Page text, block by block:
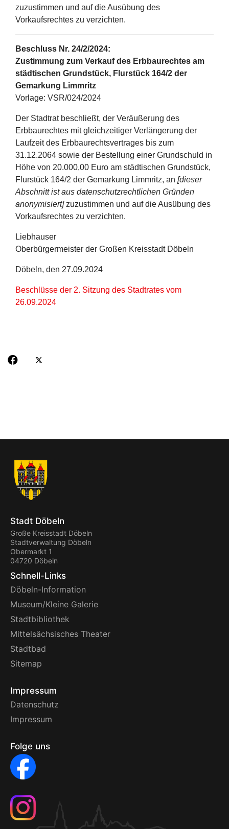
zuzustimmen und auf die Ausübung des
Vorkaufsrechtes zu verzichten.
Beschluss Nr. 24/2/2024:
Zustimmung zum Verkauf des Erbbaurechtes am
städtischen Grundstück, Flurstück 164/2 der
Gemarkung Limmritz
Vorlage: VSR/024/2024
Der Stadtrat beschließt, der Veräußerung des
Erbbaurechtes mit gleichzeitiger Verlängerung der
Laufzeit des Erbbaurechtsvertrages bis zum
31.12.2064 sowie der Bestellung einer Grundschuld in
Höhe von 20.000,00 Euro am städtischen Grundstück,
Flurstück 164/2 der Gemarkung Limmritz, an [dieser
Abschnitt ist aus datenschutzrechtlichen Gründen
anonymisiert]zuzustimmen und auf die Ausübung des
Vorkaufsrechtes zu verzichten.
Liebhauser
Oberbürgermeister der Großen Kreisstadt Döbeln
Döbeln, den 27.09.2024
Beschlüsse der 2. Sitzung des Stadtrates vom
26.09.2024
Stadt Döbeln
Große Kreisstadt Döbeln
Stadtverwaltung Döbeln
Obermarkt 1
04720 Döbeln
Schnell-Links
Döbeln-Information
Museum/Kleine Galerie
Stadtbibliothek
Mittelsächsisches Theater
Stadtbad
Sitemap
Impressum
Datenschutz
Impressum
Folge uns